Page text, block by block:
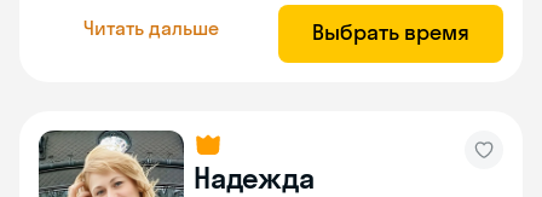
Читать дальше Выбрать время
Надежда